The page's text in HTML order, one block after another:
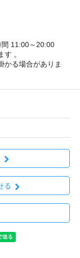
11:00～20:00
。
かる場合がありま
る